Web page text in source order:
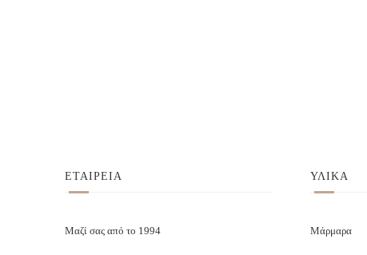
ΕΤΑΙΡΕΙΑ
Μαζί σας από το 1994
ΥΛΙΚΑ
Μάρμαρα